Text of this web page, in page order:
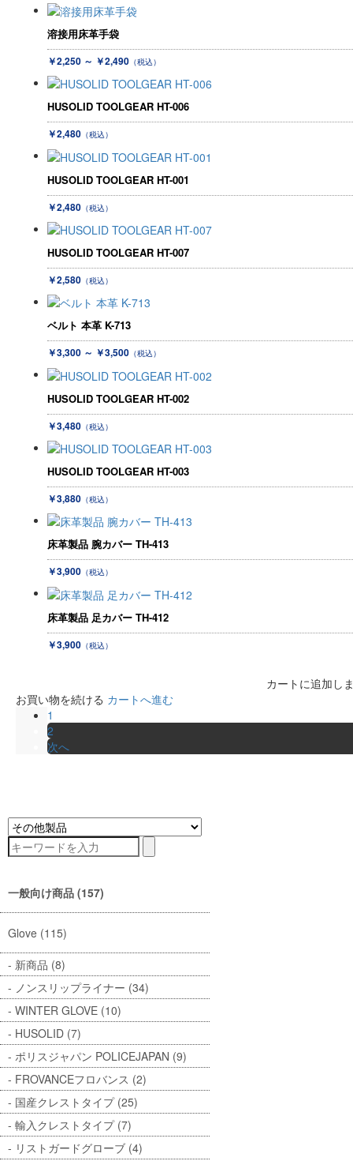
溶接用床革手袋
￥2,250 ～ ￥2,490 （税込）
HUSOLID TOOLGEAR HT-006
￥2,480 （税込）
HUSOLID TOOLGEAR HT-001
￥2,480 （税込）
HUSOLID TOOLGEAR HT-007
￥2,580 （税込）
ベルト 本革 K-713
￥3,300 ～ ￥3,500 （税込）
HUSOLID TOOLGEAR HT-002
￥3,480 （税込）
HUSOLID TOOLGEAR HT-003
￥3,880 （税込）
床革製品 腕カバー TH-413
￥3,900 （税込）
床革製品 足カバー TH-412
￥3,900 （税込）
カートに追加し
お買い物を続ける カートへ進む
1
2
次へ
一般向け商品 (157)
Glove (115)
新商品 (8)
ノンスリップライナー (34)
WINTER GLOVE (10)
HUSOLID (7)
ポリスジャパン POLICEJAPAN (9)
FROVANCEフロバンス (2)
国産クレストタイプ (25)
輸入クレストタイプ (7)
リストガードグローブ (4)